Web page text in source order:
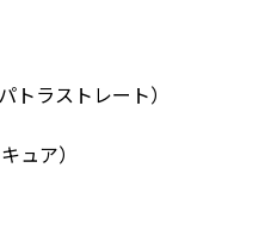
ラストレート）
ュア）